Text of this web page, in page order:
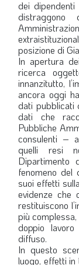
dei
posizione di
In apertura
ricerca
innanzitutto,
ancora oggi
dati pubblicati
dati che
Pubbliche
consulenti –
quelli resi
Dipartimento
fenomeno del
suoi effetti
evidenze che
restituiscono
più
doppio
diffuso.
In questo
luogo, effetti in